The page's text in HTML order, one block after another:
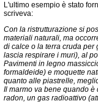
L'ultimo esempio è stato
scriveva:
Con la ristrutturazione si
materiali naturali, ma
di calce o la terra cruda per
lascia respirare i muri), al
Pavimenti in legno
formaldeide) e moquette
quanto alle piastrelle,
Il marmo va bene quando
radon, un gas radioattivo